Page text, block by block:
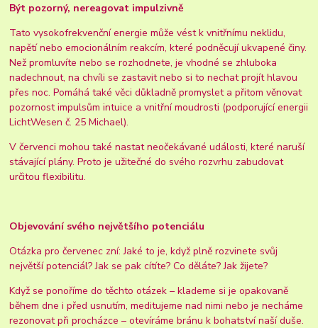
Být pozorný, nereagovat impulzivně
Tato vysokofrekvenční energie může vést k vnitřnímu neklidu,
napětí nebo emocionálním reakcím, které podněcují ukvapené činy.
Než promluvíte nebo se rozhodnete, je vhodné se zhluboka
nadechnout, na chvíli se zastavit nebo si to nechat projít hlavou
přes noc. Pomáhá také věci důkladně promyslet a přitom věnovat
pozornost impulsům intuice a vnitřní moudrosti (podporující energii
LichtWesen č. 25 Michael).
V červenci mohou také nastat neočekávané události, které naruší
stávající plány. Proto je užitečné do svého rozvrhu zabudovat
určitou flexibilitu.
Objevování svého největšího potenciálu
Otázka pro červenec zní: Jaké to je, když plně rozvinete svůj
největší potenciál? Jak se pak cítíte? Co děláte? Jak žijete?
Když se ponoříme do těchto otázek – klademe si je opakovaně
během dne i před usnutím, meditujeme nad nimi nebo je necháme
rezonovat při procházce – otevíráme bránu k bohatství naší duše.